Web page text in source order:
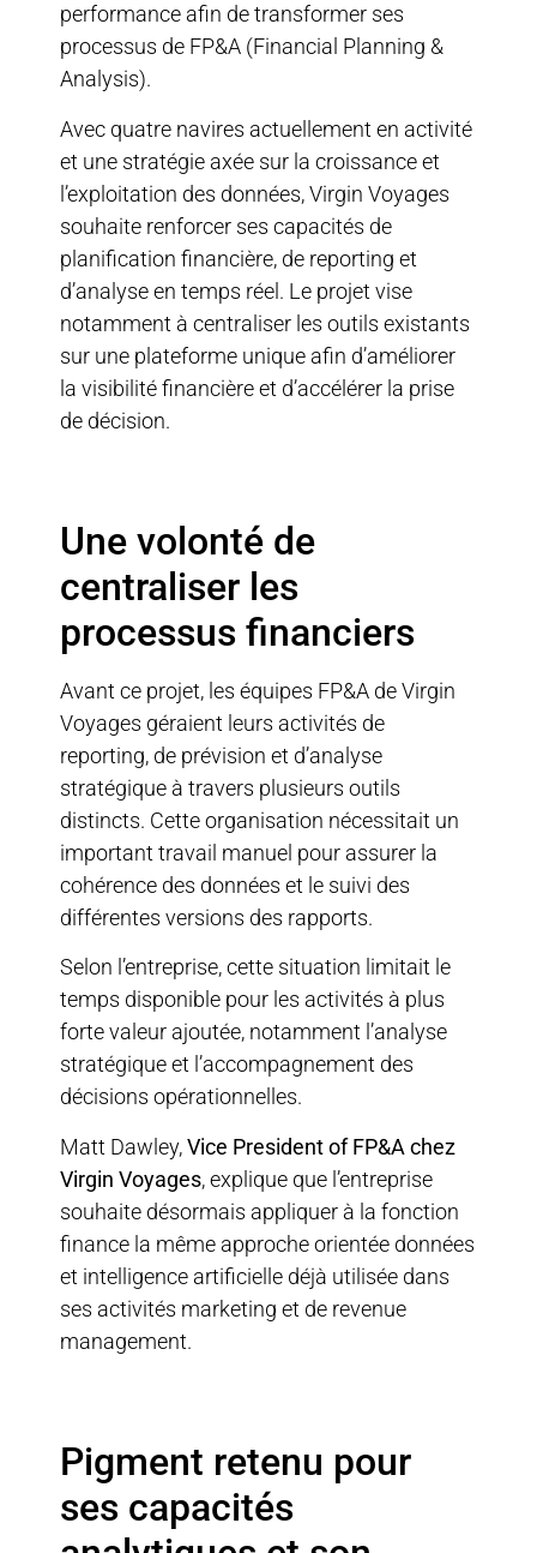
performance afin de transformer ses
processus de FP&A (Financial Planning &
Analysis).
Avec quatre navires actuellement en activité
et une stratégie axée sur la croissance et
l’exploitation des données, Virgin Voyages
souhaite renforcer ses capacités de
planification financière, de reporting et
d’analyse en temps réel. Le projet vise
notamment à centraliser les outils existants
sur une plateforme unique afin d’améliorer
la visibilité financière et d’accélérer la prise
de décision.
Une volonté de
centraliser les
processus financiers
Avant ce projet, les équipes FP&A de Virgin
Voyages géraient leurs activités de
reporting, de prévision et d’analyse
stratégique à travers plusieurs outils
distincts. Cette organisation nécessitait un
important travail manuel pour assurer la
cohérence des données et le suivi des
différentes versions des rapports.
Selon l’entreprise, cette situation limitait le
temps disponible pour les activités à plus
forte valeur ajoutée, notamment l’analyse
stratégique et l’accompagnement des
décisions opérationnelles.
Matt Dawley,Vice President of FP&A chez
Virgin Voyages, explique que l’entreprise
souhaite désormais appliquer à la fonction
finance la même approche orientée données
et intelligence artificielle déjà utilisée dans
ses activités marketing et de revenue
management.
Pigment retenu pour
ses capacités